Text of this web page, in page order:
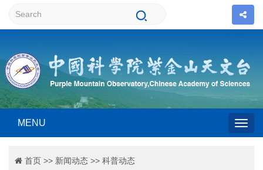
MENU
首页 >> 新闻动态 >> 科普动态